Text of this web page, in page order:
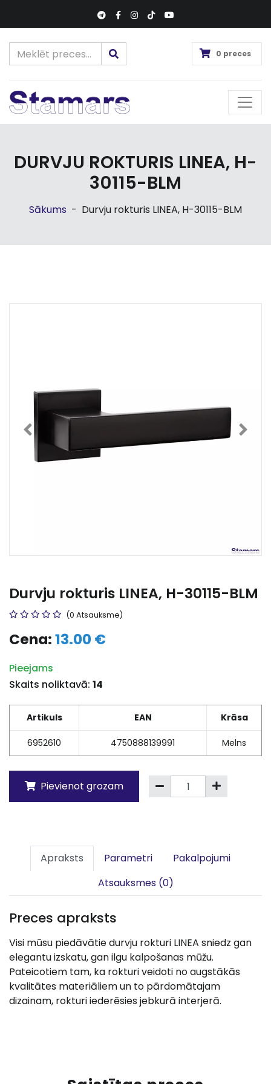
0 preces
DURVJU ROKTURIS LINEA, H-
30115-BLM
Sākums - Durvju rokturis LINEA, H-30115-BLM
Durvju rokturis LINEA, H-30115-BLM
(0 Atsauksme)
Cena:13.00 €
Pieejams
Skaits noliktavā: 14
Artikuls EAN Krāsa
6952610 4750888139991 Melns
Pievienot grozam
Apraksts Parametri
Pakalpojumi
Atsauksmes (0)
Preces apraksts
Visi mūsu piedāvātie durvju rokturi LINEA sniedz gan
elegantu izskatu, gan ilgu kalpošanas mūžu.
Pateicotiem tam, ka rokturi veidoti no augstākās
kvalitātes materiāliem un to pārdomātajam
dizainam, rokturi iederēsies jebkurā interjerā.